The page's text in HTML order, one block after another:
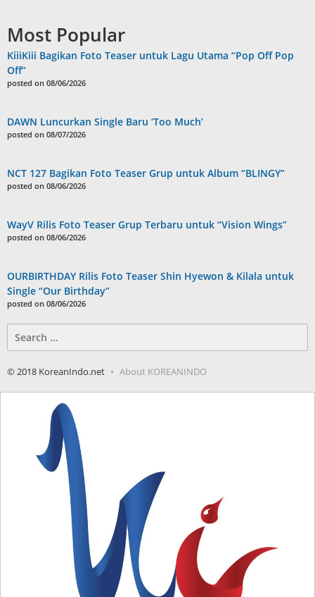
Most Popular
KiiiKiii Bagikan Foto Teaser untuk Lagu Utama “Pop Off Pop
Off”
posted on 08/06/2026
DAWN Luncurkan Single Baru ‘Too Much’
posted on 08/07/2026
NCT 127 Bagikan Foto Teaser Grup untuk Album “BLINGY”
posted on 08/06/2026
WayV Rilis Foto Teaser Grup Terbaru untuk “Vision Wings”
posted on 08/06/2026
OURBIRTHDAY Rilis Foto Teaser Shin Hyewon & Kilala untuk
Single “Our Birthday”
posted on 08/06/2026
for:
© 2018 KoreanIndo.net About KOREANINDO